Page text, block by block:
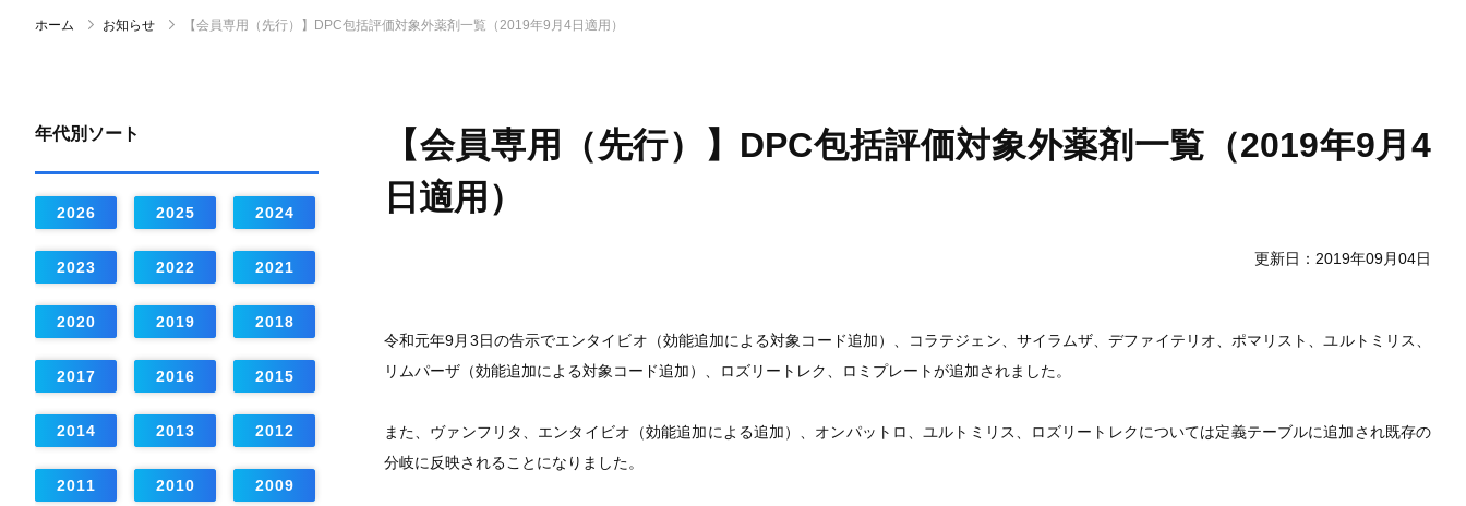
ホーム お知らせ 【会員専用（先行）】DPC包括評価対象外薬剤一覧（2019年9月4日適用）
【会員専用（先行）】DPC包括評価対象外薬剤一覧（2019年9月4
日適用）
更新日：2019年09月04日
令和元年9月3日の告示でエンタイビオ（効能追加による対象コード追加）、コラテジェン、サイラムザ、デファイテリオ、ポマリスト、ユルトミリス、
リムパーザ（効能追加による対象コード追加）、ロズリートレク、ロミプレートが追加されました。
また、ヴァンフリタ、エンタイビオ（効能追加による追加）、オンパットロ、ユルトミリス、ロズリートレクについては定義テーブルに追加され既存の
分岐に反映されることになりました。
年代別ソート
2026 2025 2024
2023 2022 2021
2020 2019 2018
2017 2016 2015
2014 2013 2012
2011 2010 2009